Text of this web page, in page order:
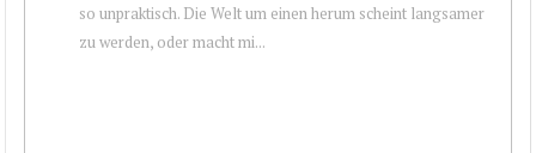
so unpraktisch. Die Welt um einen herum scheint langsamer
zu werden, oder macht mi...